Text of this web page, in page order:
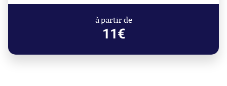
à partir de
11€